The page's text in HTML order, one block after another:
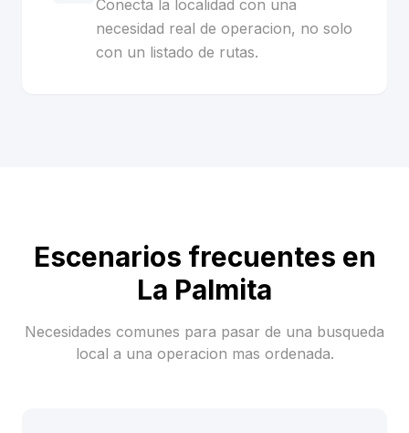
Conecta la localidad con una
necesidad real de operacion, no solo
con un listado de rutas.
Escenarios frecuentes en
La Palmita
Necesidades comunes para pasar de una busqueda
local a una operacion mas ordenada.